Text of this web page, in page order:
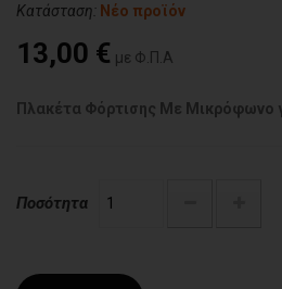
Κατάσταση: Νέο προϊόν
13,00 € με Φ.Π.Α
Πλακέτα Φόρτισης Με Μικρόφωνο
Ποσότητα